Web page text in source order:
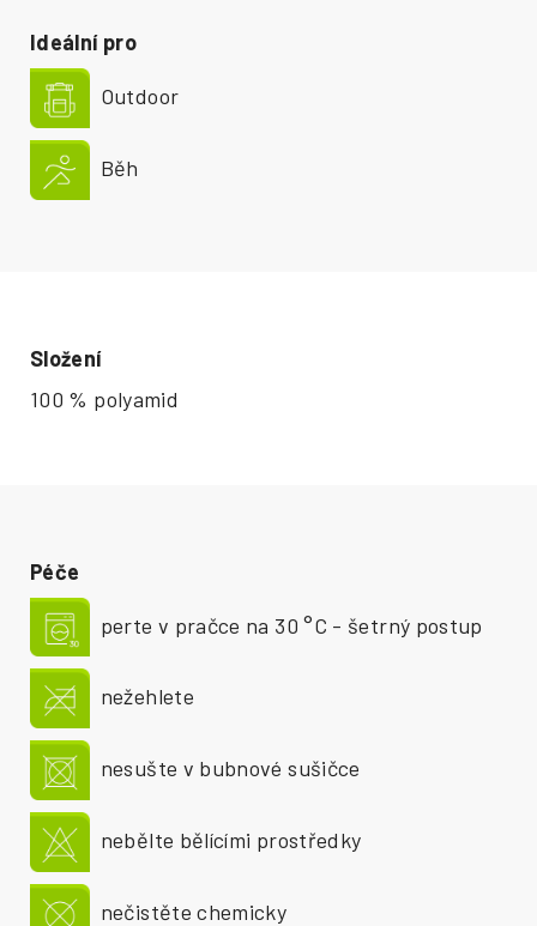
Péče
perte v pračce na 30 °C - šetrný postup
nežehlete
nesušte v bubnové sušičce
nebělte bělícími prostředky
nečistěte chemicky
Složení
100 % polyamid
Ideální pro
Outdoor
Běh